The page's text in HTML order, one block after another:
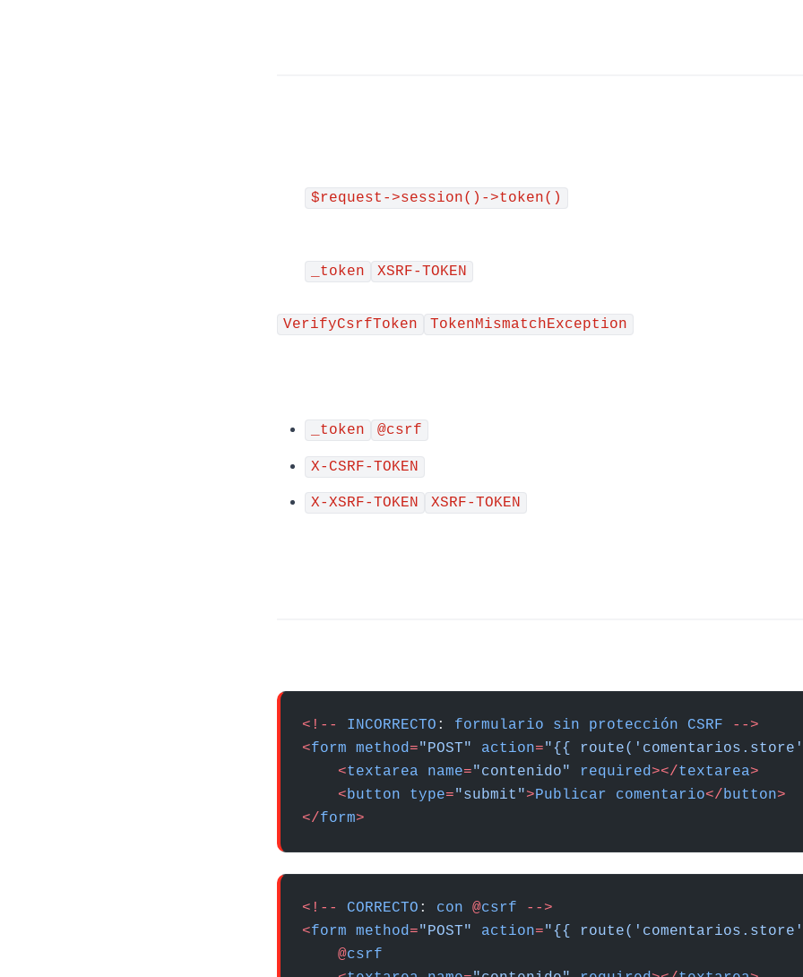
$request->session()->token()
_token XSRF-TOKEN
VerifyCsrfToken TokenMismatchException
_token @csrf
X-CSRF-TOKEN
X-XSRF-TOKEN XSRF-TOKEN
<!-- INCORRECTO : formulario sin protección CSRF -->
<form method="POST" action="{{
    <
textarea name="contenido" required></textarea>
    <
button type="submit">Publicar comentario</button>
</form>
<!-- CORRECTO : con @csrf -->
<form method="POST" action="{{
    @
csrf